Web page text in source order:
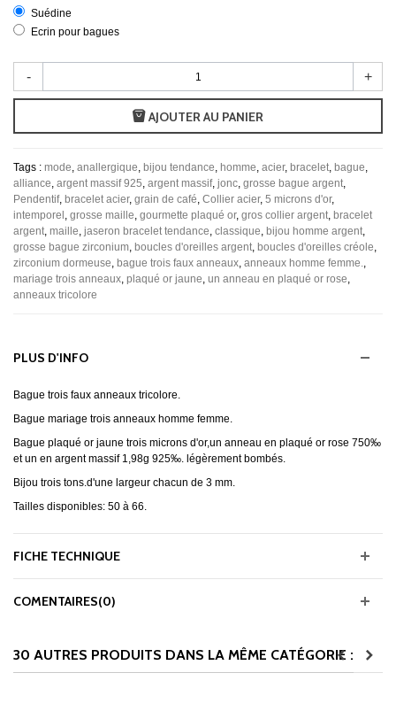
Suédine
Ecrin pour bagues
- +
AJOUTER AU PANIER
Tags : mode, anallergique, bijou tendance, homme, acier, bracelet, bague,
alliance, argent massif 925, argent massif, jonc, grosse bague argent,
Pendentif, bracelet acier, grain de café, Collier acier, 5 microns d'or,
intemporel , grosse maille, gourmette plaqué or, gros collier argent, bracelet
argent, maille, jaseron bracelet tendance, classique, bijou homme argent,
grosse bague zirconium, boucles d'oreilles argent, boucles d'oreilles créole,
zirconium dormeuse, bague trois faux anneaux, anneaux homme femme.,
mariage trois anneaux, plaqué or jaune, un anneau en plaqué or rose,
anneaux tricolore
PLUS D'INFO
Bague trois faux anneaux tricolore.
Bague mariage trois anneaux homme femme.
Bague plaqué or jaune trois microns d'or,un anneau en plaqué or rose 750‰
et un en argent massif 1,98g 925‰. légèrement bombés.
Bijou trois tons.d'une largeur chacun de 3 mm.
Tailles disponibles: 50 à 66.
FICHE TECHNIQUE
COMENTAIRES(0)
30 AUTRES PRODUITS DANS LA MÊME CATÉGORIE :